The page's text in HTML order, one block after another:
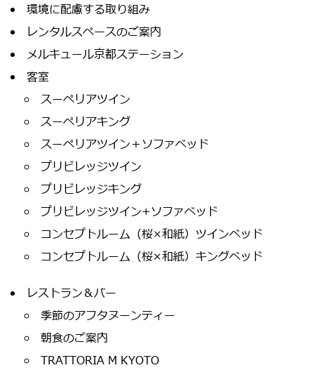
環境に配慮する取り組み
レンタルスペースのご案内
メルキュール京都ステーション
客室
スーペリアツイン
スーペリアキング
スーペリアツイン＋ソファベッド
プリビレッジツイン
プリビレッジキング
プリビレッジツイン+ソファベッド
コンセプトルーム（桜×和紙）ツインベッド
コンセプトルーム（桜×和紙）キングベッド
レストラン＆バー
季節のアフタヌーンティー
朝食のご案内
TRATTORIA M KYOTO